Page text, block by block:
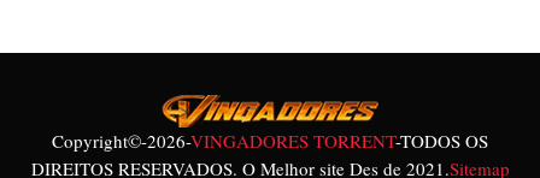
Copyright©-2026-VINGADORES TORRENT-TODOS OS
DIREITOS RESERVADOS. O Melhor site Des de 2021.Sitemap